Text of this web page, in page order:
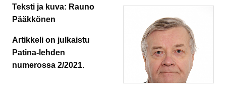
Teksti ja kuva: Rauno
Pääkkönen
Artikkeli on julkaistu
Patina-lehden
numerossa 2/2021.